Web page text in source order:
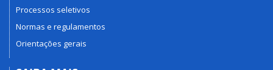
Processos seletivos
Normas e regulamentos
Orientações gerais